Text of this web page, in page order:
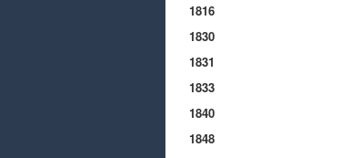
1816
1830
1831
1833
1840
1848